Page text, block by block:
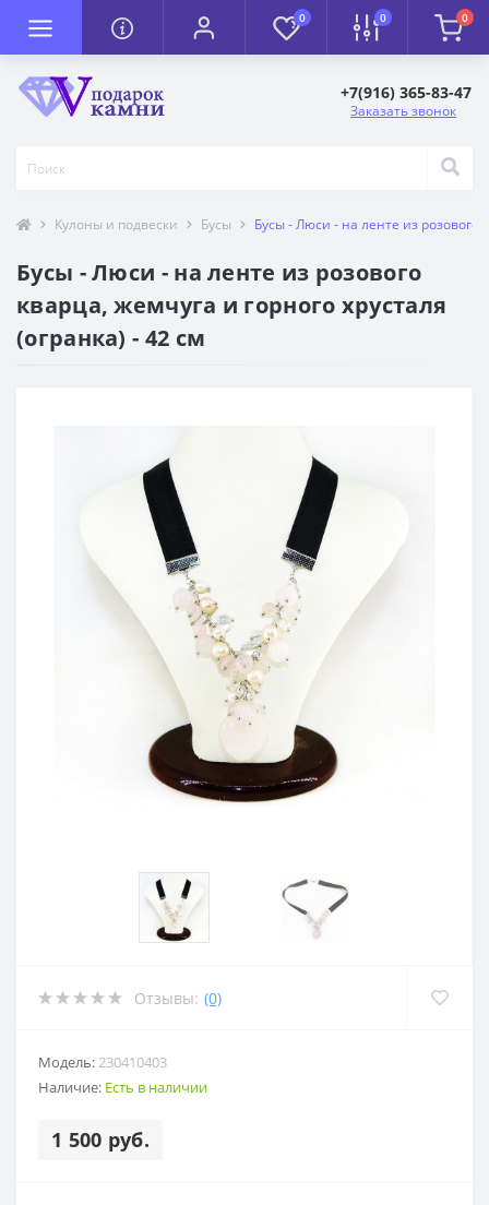
0 0 0
+7(916) 365-83-47
Заказать звонок
Кулоны и подвески Бусы Бусы - Люси - на ленте из розового
Бусы - Люси - на ленте из розового
кварца, жемчуга и горного хрусталя
(огранка) - 42 см
Отзывы: (0)
Модель:230410403
Наличие: Есть в наличии
1 500 руб.